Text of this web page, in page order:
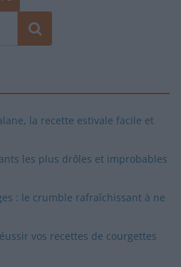
Rechercher
la recette estivale facile et
les plus drôles et improbables
: le crumble rafraîchissant à ne
vos recettes de courgettes